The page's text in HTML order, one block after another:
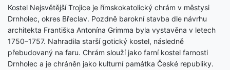
Kostel Nejsvětější Trojice je římskokatolický chrám v městysi
Drnholec, okres Břeclav. Pozdně barokní stavba dle návrhu
architekta Františka Antonína Grimma byla vystavěna v letech
1750–1757. Nahradila starší gotický kostel, následně
přebudovaný na faru. Chrám slouží jako farní kostel farnosti
Drnholec a je chráněn jako kulturní památka České republiky.